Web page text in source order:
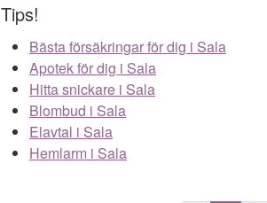
Tips!
Bästa försäkringar för dig i Sala
Apotek för dig i Sala
Hitta snickare i Sala
Blombud i Sala
Elavtal i Sala
Hemlarm i Sala